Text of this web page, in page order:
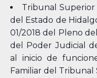
Tribunal Superior
del Estado de
01/2018 del Pleno
del Poder Judicial
al inicio de
Familiar del Tribunal